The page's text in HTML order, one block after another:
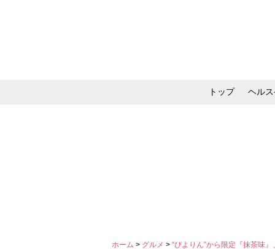
トップ ヘル
ホーム > グルメ > “ぴよりん”から限定『抹茶味